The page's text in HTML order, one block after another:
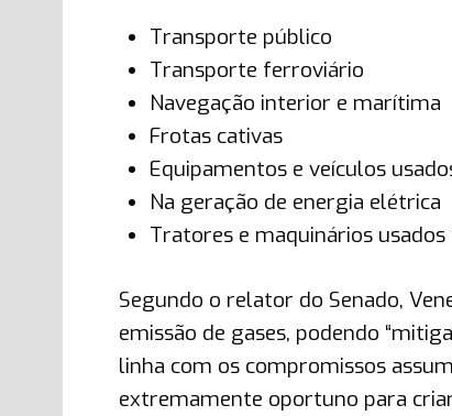
Transporte público
Transporte ferroviário
Navegação interior e marítima
Frotas cativas
Equipamentos e veículos
Na geração de energia elétrica
Tratores e maquinários
Segundo o relator do Senado,
emissão de gases, podendo
linha com os compromissos
extremamente oportuno para